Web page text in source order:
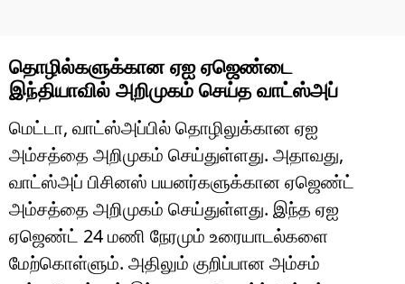
தொழில்களுக்கான ஏஐ ஏஜெண்டை
இந்தியாவில் அறிமுகம் செய்த வாட்ஸ்அப்
மெட்டா, வாட்ஸ்அப்பில் தொழிலுக்கான ஏஐ
அம்சத்தை அறிமுகம் செய்துள்ளது. அதாவது,
வாட்ஸ்அப் பிசினஸ் பயனர்களுக்கான ஏஜெண்ட்
அம்சத்தை அறிமுகம் செய்துள்ளது. இந்த ஏஐ
ஏஜெண்ட் 24 மணி நேரமும் உரையாடல்களை
மேற்கொள்ளும். அதிலும் குறிப்பான அம்சம்